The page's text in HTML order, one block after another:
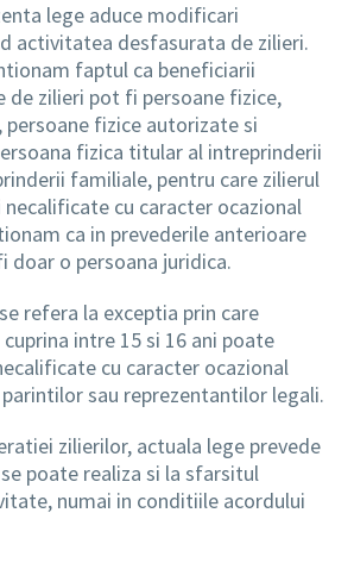
lege aduce modificari
activitatea desfasurata de zilieri.
faptul ca beneficiarii
de zilieri pot fi persoane fizice,
persoane fizice autorizate si
fizica titular al intreprinderii
familiale, pentru care zilierul
cu caracter ocazional
ca in prevederile anterioare
doar o persoana juridica.
refera la exceptia prin care
intre 15 si 16 ani poate
cu caracter ocazional
sau reprezentantilor legali.
zilierilor, actuala lege prevede
poate realiza si la sfarsitul
numai in conditiile acordului